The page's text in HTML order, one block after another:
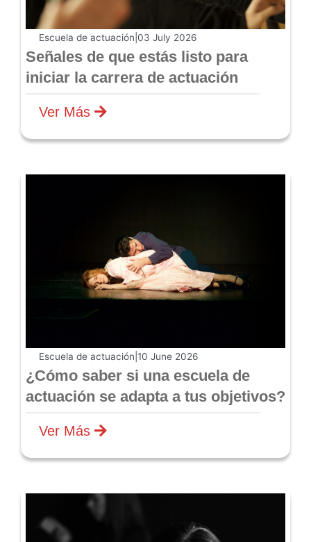
Escuela de actuación 03 July 2026
Señales de que estás listo para
iniciar la carrera de actuación
Ver Más
Escuela de actuación 10 June 2026
¿Cómo saber si una escuela de
actuación se adapta a tus objetivos?
Ver Más